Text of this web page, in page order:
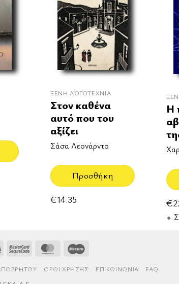
ΞΈΝΗ ΛΟΓΟΤΕΧΝΊΑ
Στον καθένα
αυτό που του
αξίζει
Σάσα Λεονάρντο
Προσθήκη
€14.35
Η
€
Visa
MasterCardMasterCard
ΌΡΟΙ ΧΡΉΣΗΣ ΕΠΙΚΟΙΝΩΝΊΑ FAQ